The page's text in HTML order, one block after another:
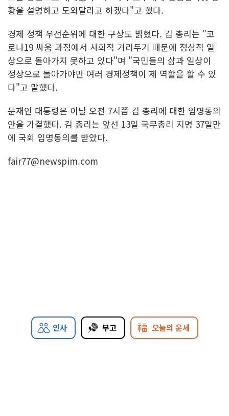
황을 설명하고 도와달라고 하겠다"고 했다.
경제 정책 우선순위에 대한 구상도 밝혔다. 김 총리는 "코
로나19 싸움 과정에서 사회적 거리두기 때문에 정상적 일
상으로 돌아가지 못하고 있다"며 "국민들의 삶과 일상이
정상으로 돌아가야만 여러 경제정책이 제 역할을 할 수 있
다"고 말했다.
문재인 대통령은 이날 오전 7시쯤 김 총리에 대한 임명동의
안을 가결했다. 김 총리는 앞선 13일 국무총리 지명 37일만
에 국회 임명동의를 받았다.
fair77@newspim.com
인사 부고 오늘의 운세